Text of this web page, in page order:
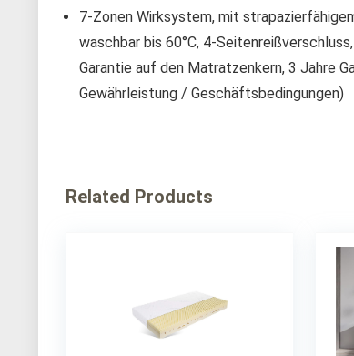
7-Zonen Wirksystem, mit
waschbar bis 60°C, 4-
Garantie auf den Matratzenkern, 3 Jahre
Gewährleistung / Geschäftsbedingungen)
Related Products